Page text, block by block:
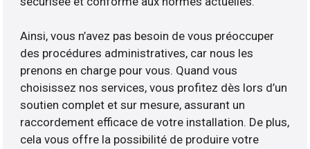
Ainsi, vous n’avez pas besoin de vous préoccuper
des procédures administratives, car nous les
prenons en charge pour vous. Quand vous
choisissez nos services, vous profitez dès lors d’un
soutien complet et sur mesure, assurant un
raccordement efficace de votre installation. De plus,
cela vous offre la possibilité de produire votre